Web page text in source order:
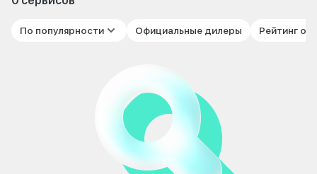
По популярности Официальные дилеры Рейтинг